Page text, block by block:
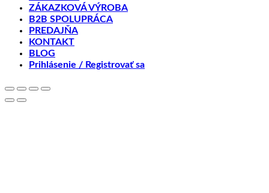
ZÁKAZKOVÁ VÝROBA
B2B SPOLUPRÁCA
PREDAJŇA
KONTAKT
BLOG
Prihlásenie / Registrovať sa